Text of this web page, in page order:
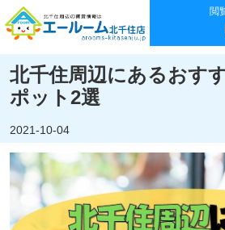
閲
北千住周辺にあるおす
ポット2選
2021-10-04